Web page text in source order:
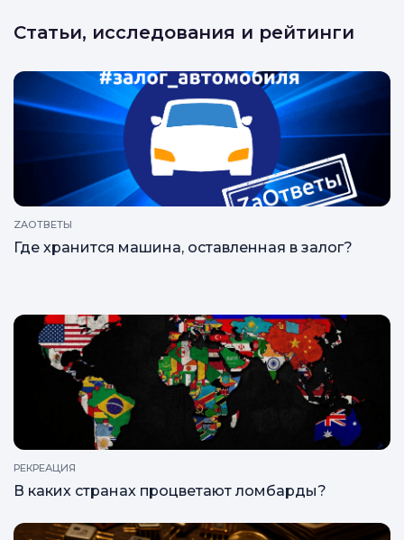
Статьи, исследования и рейтинги
ZAОТВЕТЫ
Где хранится машина, оставленная в залог?
РЕКРЕАЦИЯ
В каких странах процветают ломбарды?